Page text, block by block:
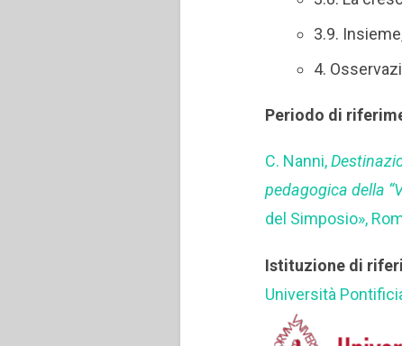
3.9.
4.
Periodo di
C. Nanni,
pedagogica della
del Simposio»,
Istituzione di
Università